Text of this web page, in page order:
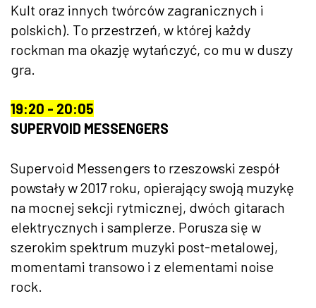
Kult oraz innych twórców zagranicznych i
polskich). To przestrzeń, w której każdy
rockman ma okazję wytańczyć, co mu w duszy
gra.
19:20 - 20:05
SUPERVOID MESSENGERS
Supervoid Messengers to rzeszowski zespół
powstały w 2017 roku, opierający swoją muzykę
na mocnej sekcji rytmicznej, dwóch gitarach
elektrycznych i samplerze. Porusza się w
szerokim spektrum muzyki post-metalowej,
momentami transowo i z elementami noise
rock.